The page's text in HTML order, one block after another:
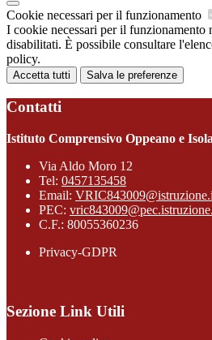
Cookie necessari per il funzionamento
I cookie necessari per il funzionamento
disabilitati. È possibile consultare
policy.
Accetta tutti Salva le preferenze
Contatti
Istituto Comprensivo Oppeano e
Via Aldo Moro 12
Tel: 0457135458
Email:
PEC:
C.F.: 80055360236
Privacy-GDPR
Sezione Link Utili